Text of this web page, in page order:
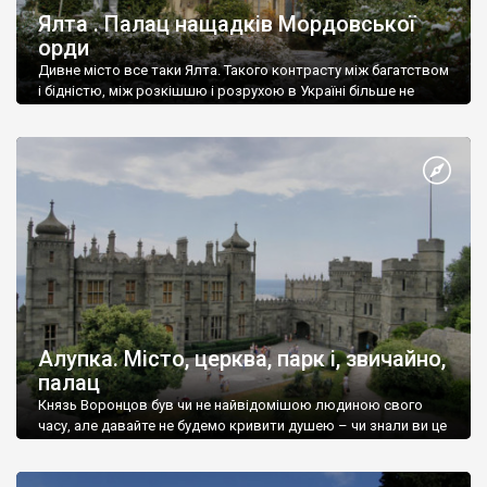
Ялта . Палац нащадків Мордовської
орди
Дивне місто все таки Ялта. Такого контрасту між багатством
і бідністю, між розкішшю і розрухою в Україні більше не
Алупка. Місто, церква, парк і, звичайно,
палац
Князь Воронцов був чи не найвідомішою людиною свого
часу, але давайте не будемо кривити душею – чи знали ви це